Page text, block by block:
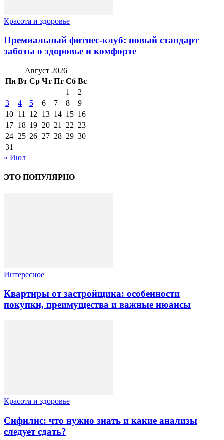
Красота и здоровье
Премиальный фитнес-клуб: новый стандарт
заботы о здоровье и комфорте
Август 2026
Пн Вт Ср Чт Пт Сб Вс
1
2
3
4 5 6 7 8
9
10 11 12 13 14 15 16
17 18 19 20 21 22 23
24 25 26 27 28 29 30
31
« Июл
ЭТО ПОПУЛЯРНО
Интересное
Квартиры от застройщика: особенности
покупки, преимущества и важные нюансы
Красота и здоровье
Сифилис: что нужно знать и какие анализы
следует сдать?